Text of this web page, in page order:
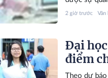
2 giờ trước Văn
Đại
điểm
Theo dự báo